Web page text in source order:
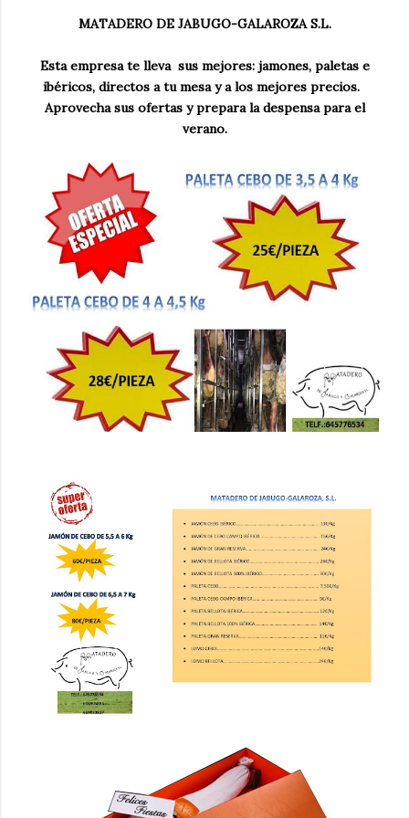
MATADERO DE JABUGO-GALAROZA S.L.
Esta empresa te lleva sus mejores: jamones, paletas e
ibéricos, directos a tu mesa y a los mejores precios.
Aprovecha sus ofertas y prepara la despensa para el
verano.